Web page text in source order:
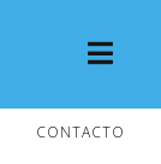
CONTACTO